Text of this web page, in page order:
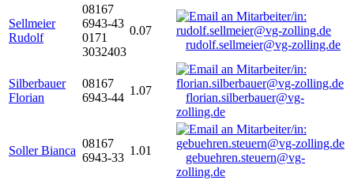
Sellmeier
Rudolf
08167
6943-43
0171
3032403
0.07
rudolf.sellmeier@vg-zolling.de
Silberbauer
Florian
08167
6943-44
1.07
florian.silberbauer@vg-
zolling.de
Soller Bianca
08167
6943-33
1.01
gebuehren.steuern@vg-
zolling.de